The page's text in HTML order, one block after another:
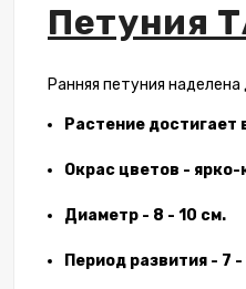
Петуния
Ранняя петуния
Растение достигает
Окрас цветов -
Диаметр - 8 - 10 см.
Период развития - 7 -